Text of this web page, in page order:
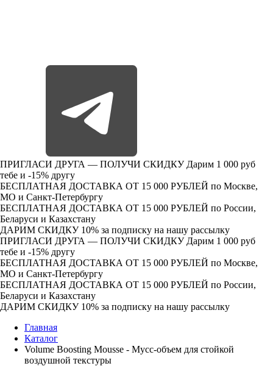
ПРИГЛАСИ ДРУГА — ПОЛУЧИ СКИДКУ Дарим 1 000 руб
тебе и -15% другу
БЕСПЛАТНАЯ ДОСТАВКА ОТ 15 000 РУБЛЕЙ по Москве,
МО и Санкт-Петербургу
БЕСПЛАТНАЯ ДОСТАВКА ОТ 15 000 РУБЛЕЙ по России,
Беларуси и Казахстану
ДАРИМ СКИДКУ 10% за подписку на нашу рассылку
ПРИГЛАСИ ДРУГА — ПОЛУЧИ СКИДКУ Дарим 1 000 руб
тебе и -15% другу
БЕСПЛАТНАЯ ДОСТАВКА ОТ 15 000 РУБЛЕЙ по Москве,
МО и Санкт-Петербургу
БЕСПЛАТНАЯ ДОСТАВКА ОТ 15 000 РУБЛЕЙ по России,
Беларуси и Казахстану
ДАРИМ СКИДКУ 10% за подписку на нашу рассылку
Главная
Каталог
Volume Boosting Mousse - Мусс-объем для стойкой
воздушной текстуры